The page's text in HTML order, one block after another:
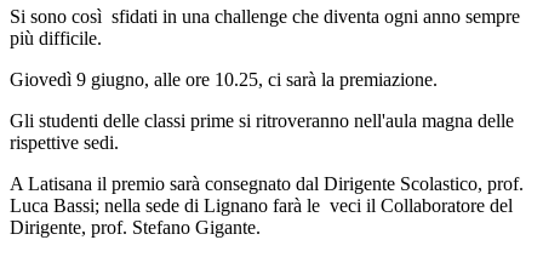
Si sono così sfidati in una challenge che diventa ogni anno sempre
più difficile.
Giovedì 9 giugno, alle ore 10.25, ci sarà la premiazione.
Gli studenti delle classi prime si ritroveranno nell'aula magna delle
rispettive sedi.
A Latisana il premio sarà consegnato dal Dirigente Scolastico, prof.
Luca Bassi; nella sede di Lignano farà le veci il Collaboratore del
Dirigente, prof. Stefano Gigante.